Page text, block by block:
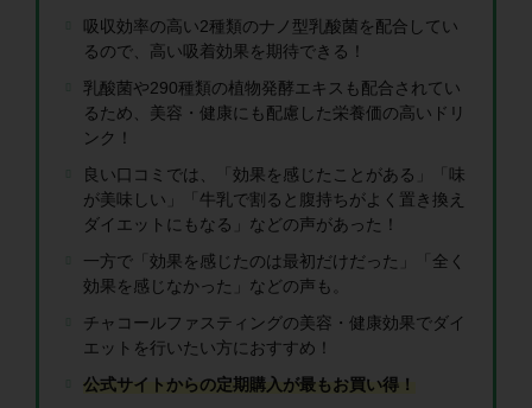
吸収効率の高い2種類のナノ型乳酸菌を配合してい
るので、高い吸着効果を期待できる！
乳酸菌や290種類の植物発酵エキスも配合されてい
るため、美容・健康にも配慮した栄養価の高いドリ
ンク！
良い口コミでは、「効果を感じたことがある」「味
が美味しい」「牛乳で割ると腹持ちがよく置き換え
ダイエットにもなる」などの声があった！
一方で「効果を感じたのは最初だけだった」「全く
効果を感じなかった」などの声も。
チャコールファスティングの美容・健康効果でダイ
エットを行いたい方におすすめ！
公式サイトからの定期購入が最もお買い得！